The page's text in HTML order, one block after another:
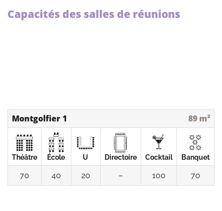
Capacités des salles de réunions
Montgolfier 1 89 m²
Théâtre École U Directoire Cocktail Banquet
70 40 20 – 100 70